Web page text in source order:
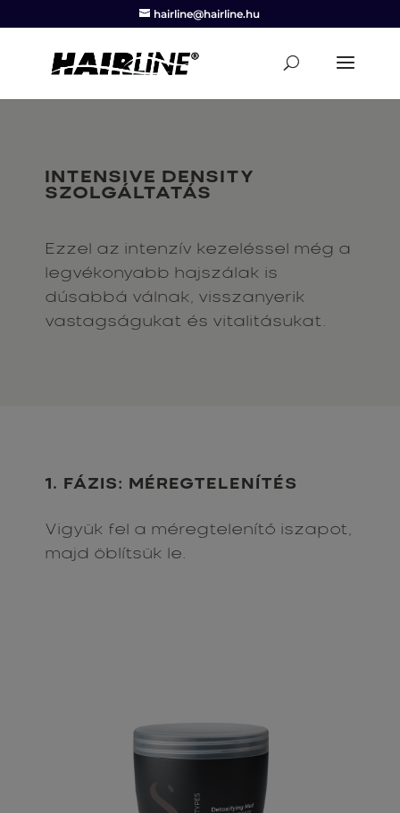
hairline@hairline.hu
INTENSIVE DENSITY
SZOLGÁLTATÁS
Ezzel az intenzív kezeléssel még a
legvékonyabb hajszálak is
dúsabbá válnak, visszanyerik
vastagságukat és vitalitásukat.
1. FÁZIS: MÉREGTELENÍTÉS
Vigyük fel a méregtelenítő iszapot,
majd öblítsük le.